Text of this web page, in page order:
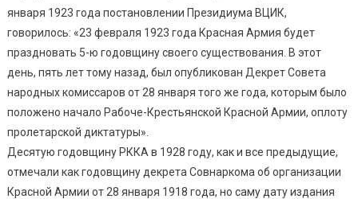
января 1923 года постановлении Президиума ВЦИК,
говорилось: «23 февраля 1923 года Красная Армия будет
праздновать 5-ю годовщину своего существования. В этот
день, пять лет тому назад, был опубликован Декрет Совета
народных комиссаров от 28 января того же года, которым было
положено начало Рабоче-Крестьянской Красной Армии, оплоту
пролетарской диктатуры».
Десятую годовщину РККА в 1928 году, как и все предыдущие,
отмечали как годовщину декрета Совнаркома об организации
Красной Армии от 28 января 1918 года, но саму дату издания